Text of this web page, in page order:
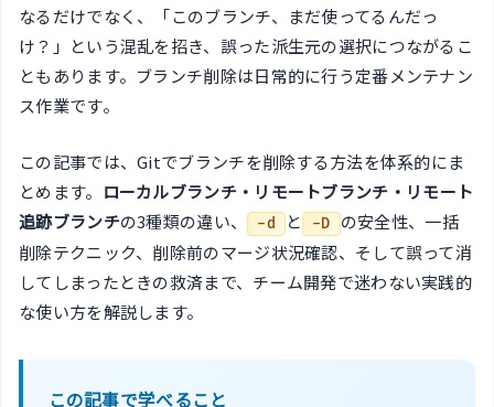
なるだけでなく、「このブランチ、まだ使ってるんだっ
け？」という混乱を招き、誤った派生元の選択につながるこ
ともあります。ブランチ削除は日常的に行う定番メンテナン
ス作業です。
この記事では、Gitでブランチを削除する方法を体系的にま
とめます。 ローカルブランチ・リモートブランチ・リモート
追跡ブランチの3種類の違い、 -d と -D
の安全性、一括
削除テクニック、削除前のマージ状況確認、そして誤って消
してしまったときの救済まで、チーム開発で迷わない実践的
な使い方を解説します。
この記事で学べること